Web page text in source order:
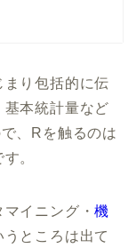
まり包括的に伝
本統計量など
、Rを触るのは
。
マイニング・機
うところは出て